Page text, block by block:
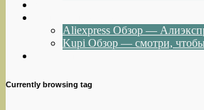
Aliexpress Обзор —
Kupi Обзор — смотри,
Currently browsing tag